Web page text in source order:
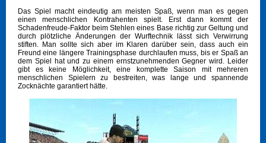
Das Spiel macht eindeutig am meisten Spaß, wenn man es gegen
einen menschlichen Kontrahenten spielt. Erst dann kommt der
Schadenfreude-Faktor beim Stehlen eines Base richtig zur Geltung und
durch plötzliche Änderungen der Wurftechnik lässt sich Verwirrung
stiften. Man sollte sich aber im Klaren darüber sein, dass auch ein
Freund eine längere Trainingsphase durchlaufen muss, bis er Spaß an
dem Spiel hat und zu einem ernstzunehmenden Gegner wird. Leider
gibt es keine Möglichkeit, eine komplette Saison mit mehreren
menschlichen Spielern zu bestreiten, was lange und spannende
Zocknächte garantiert hätte.